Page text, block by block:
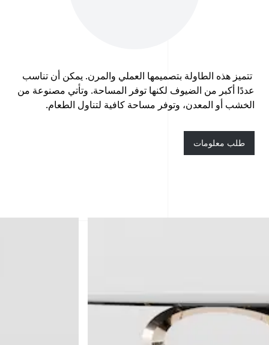
تتميز هذه الطاولة بتصميمها العملي والمرن. يمكن أن تناسب
عددًا أكبر من الضيوف لكنها توفر المساحة. وتأتي مصنوعة من
الخشب أو المعدن، وتوفر مساحة كافية لتناول الطعام.
طلب معلومات